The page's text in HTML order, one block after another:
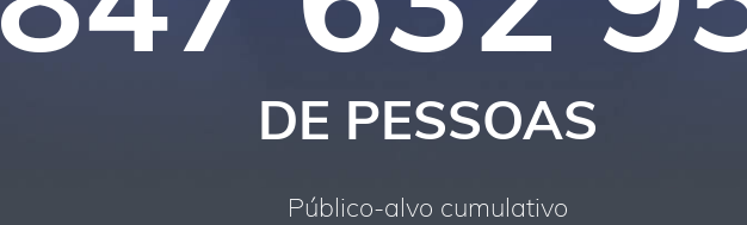
DE PESSOAS
Público-alvo cumulativo